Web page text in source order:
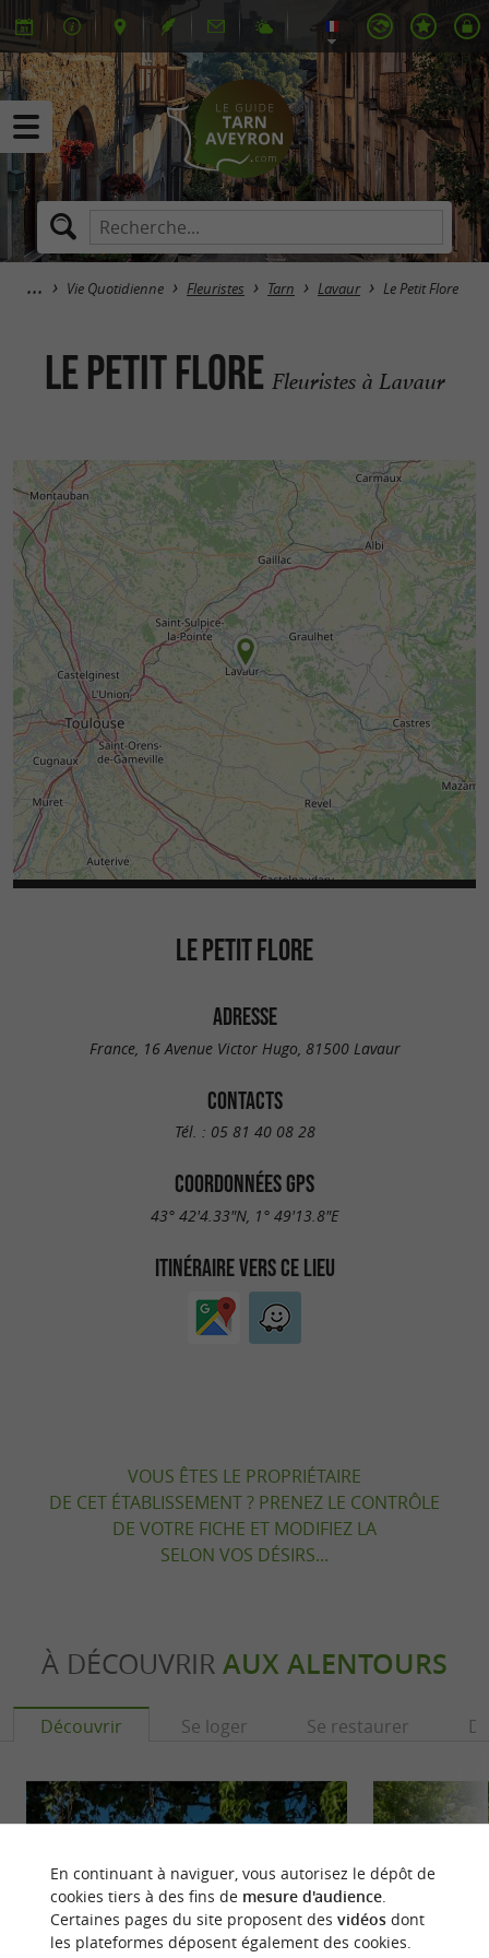
Vie Quotidienne Fleuristes Tarn Lavaur Le Petit Flore
Le Petit Flore Fleuristes à Lavaur
LE PETIT FLORE
ADRESSE
France, 16 Avenue Victor Hugo, 81500 Lavaur
CONTACTS
Tél. : 05 81 40 08 28
COORDONNÉES GPS
43° 42'4.33"N, 1° 49'13.8"E
ITINÉRAIRE VERS CE LIEU
VOUS ÊTES LE PROPRIÉTAIRE
DE CET ÉTABLISSEMENT ? PRENEZ LE CONTRÔLE
DE VOTRE FICHE ET MODIFIEZ LA
SELON VOS DÉSIRS...
À DÉCOUVRIR AUX ALENTOURS
Découvrir Se loger Se restaurer
En continuant à naviguer, vous autorisez le dépôt de
cookies tiers à des fins de mesure d'audience.
Certaines pages du site proposent des vidéosdont
les plateformes déposent également des cookies.